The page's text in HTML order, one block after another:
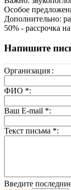
Особое
Дополнительно:
50% - рассрочка
Напишите
Организация :
ФИО *:
Ваш E-mail *:
Текст письма *:
Введите